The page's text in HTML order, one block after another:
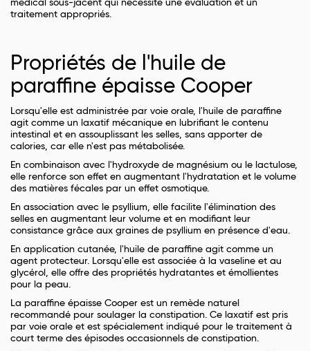
médical sous-jacent qui nécessite une évaluation et un
traitement appropriés.
Propriétés de l'huile de
paraffine épaisse Cooper
Lorsqu'elle est administrée par voie orale, l'huile de paraffine
agit comme un laxatif mécanique en lubrifiant le contenu
intestinal et en assouplissant les selles, sans apporter de
calories, car elle n'est pas métabolisée.
En combinaison avec l'hydroxyde de magnésium ou le lactulose,
elle renforce son effet en augmentant l'hydratation et le volume
des matières fécales par un effet osmotique.
En association avec le psyllium, elle facilite l'élimination des
selles en augmentant leur volume et en modifiant leur
consistance grâce aux graines de psyllium en présence d'eau.
En application cutanée, l'huile de paraffine agit comme un
agent protecteur. Lorsqu'elle est associée à la vaseline et au
glycérol, elle offre des propriétés hydratantes et émollientes
pour la peau.
La paraffine épaisse Cooper est un remède naturel
recommandé pour soulager la constipation. Ce laxatif est pris
par voie orale et est spécialement indiqué pour le traitement à
court terme des épisodes occasionnels de constipation.